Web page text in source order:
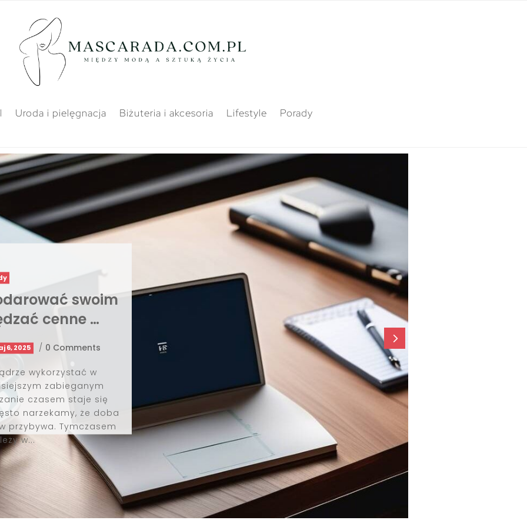
Uroda i pielęgnacja Biżuteria i akcesoria Lifestyle Porady
Uroda i pielęgnacja
Męska klasyka czy nowoczesność
- jak stylizować zarost n …
Mascarada.com.pl 0 Comments
Zarost to jeden z najbardziej charakterystycznych
elementów męskiego wizerunku. Odpowiednio
wystylizowana broda czy wąsy mogą podkreślić
osobowość i dodać charakteru każdemu
mężczyźnie. Jednak kluczem do sukcesu jest
umiejętne dopasowanie zarostu...
5